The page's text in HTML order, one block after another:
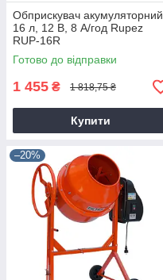
Обприскувач акумуляторний
16 л, 12 В, 8 А/год Rupez
RUP-16R
Готово до відправки
1 455 ₴ 1 818,75 ₴
Купити
–20%